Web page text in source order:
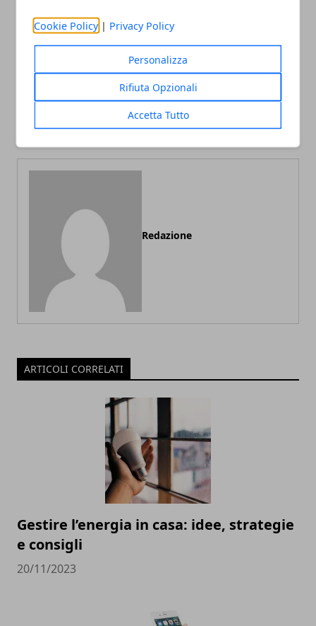
Cookie Policy | Privacy Policy
Personalizza
Rifiuta Opzionali
Accetta Tutto
Facebook
TwitterWhatsapp
Articolo Precedente
Frigoriferi a doppia porta
Articolo Successivo
Redazione
ARTICOLI CORRELATI
Gestire l’energia in casa: idee, strategie
e consigli
20/11/2023